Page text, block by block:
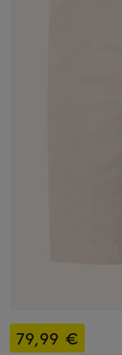
79,99 €